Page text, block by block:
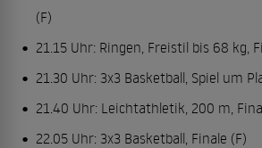
(F)
21.15 Uhr: Ringen, Freistil bis 68 kg,
21.30 Uhr: 3x3 Basketball, Spiel um
21.40 Uhr: Leichtathletik, 200 m,
22.05 Uhr: 3x3 Basketball, Finale (F)